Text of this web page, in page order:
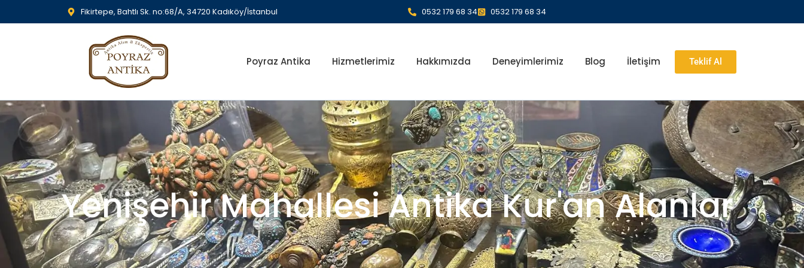
Fikirtepe, Bahtlı Sk. no:68/A, 34720 Kadıköy/İstanbul 0532 179 68 34 0532 179 68 34
Poyraz Antika Hizmetlerimiz Hakkımızda Deneyimlerimiz Blog İletişim Teklif Al
Yenişehir Mahallesi Antika Kur'an Alanlar